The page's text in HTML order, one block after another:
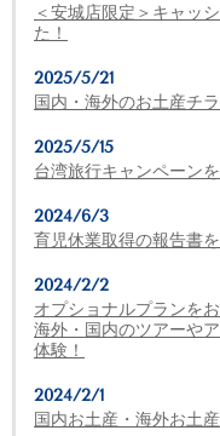
＜安城店限定＞キャッ
た！
2025/5/21
国内・海外のお土産チ
2025/5/15
台湾旅行キャンペーン
2024/6/3
育児休業取得の報告書
2024/2/2
オプショナルプランを
海外・国内のツアーや
体験！
2024/2/1
国内お土産・海外お土